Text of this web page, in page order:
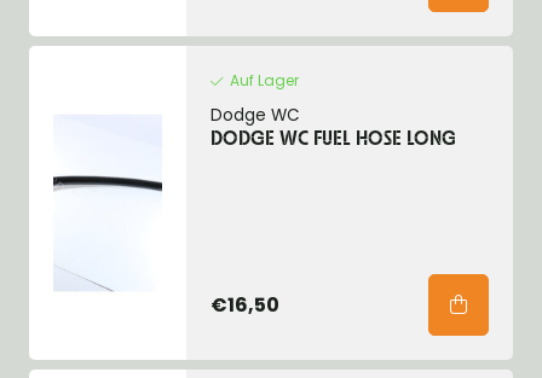
Auf Lager
Dodge WC
DODGE WC FUEL HOSE LONG
€16,50